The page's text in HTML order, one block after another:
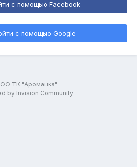
с помощью Facebook
с помощью Google
ТК "Аромашка"
by Invision Community